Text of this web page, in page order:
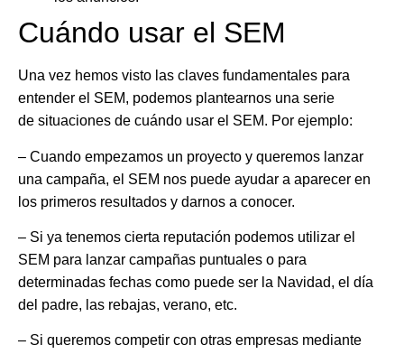
Cuándo usar el SEM
Una vez hemos visto las claves fundamentales para
entender el SEM, podemos plantearnos una serie
de situaciones de cuándo usar el SEM. Por ejemplo:
– Cuando empezamos un proyecto y queremos lanzar
una campaña, el SEM nos puede ayudar a aparecer en
los primeros resultados y darnos a conocer.
– Si ya tenemos cierta reputación podemos utilizar el
SEM para lanzar campañas puntuales o para
determinadas fechas como puede ser la Navidad, el día
del padre, las rebajas, verano, etc.
– Si queremos competir con otras empresas mediante